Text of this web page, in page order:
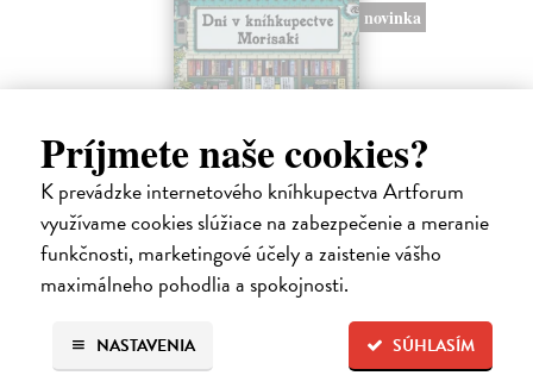
Príjmete naše cookies?
K prevádzke internetového kníhkupectva Artforum
využívame cookies slúžiace na zabezpečenie a meranie
funkčnosti, marketingové účely a zaistenie vášho
maximálneho pohodlia a spokojnosti.
SÚHLASÍM
NASTAVENIA
novinka
Dni v kníhkupectve Morisaki
| Kniha
Dvadsaťpäťročná Takako si žila pomerne bezstarostne až do dňa, keď
jej priateľ Hideaki, za ktorého sa chcela vydať, len tak mimochodom
oznámi, že ju podvádza a žení sa s inou. Jej život sa zrazu rúca.